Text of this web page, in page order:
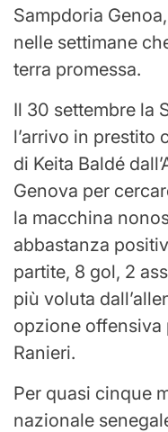
Sampdoria Genoa,
nelle settimane
terra promessa.
Il 30 settembre la
l’arrivo in prestito
di Keita Baldé
Genova per
la macchina
abbastanza
partite, 8 gol, 2
più voluta
opzione offensiva
Ranieri.
Per quasi cinque
nazionale